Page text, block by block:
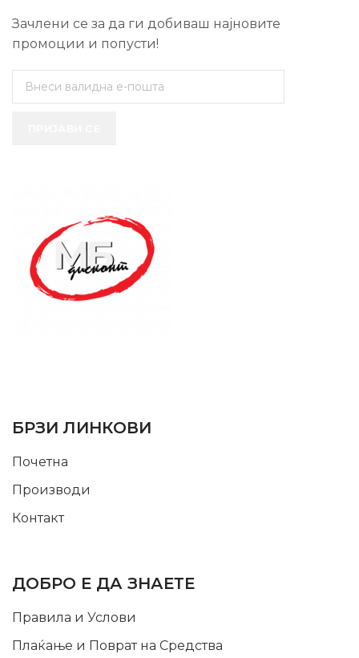
Зачлени се за да ги добиваш најновите
промоции и попусти!
БРЗИ ЛИНКОВИ
Почетна
Производи
Контакт
ДОБРО Е ДА ЗНАЕТЕ
Правила и Услови
Плаќање и Поврат на Средства